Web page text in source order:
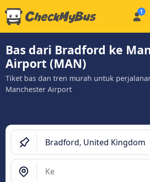
Bas dari Bradford ke
Airport (MAN)
Tiket bas dan tren murah untuk
Manchester Airport